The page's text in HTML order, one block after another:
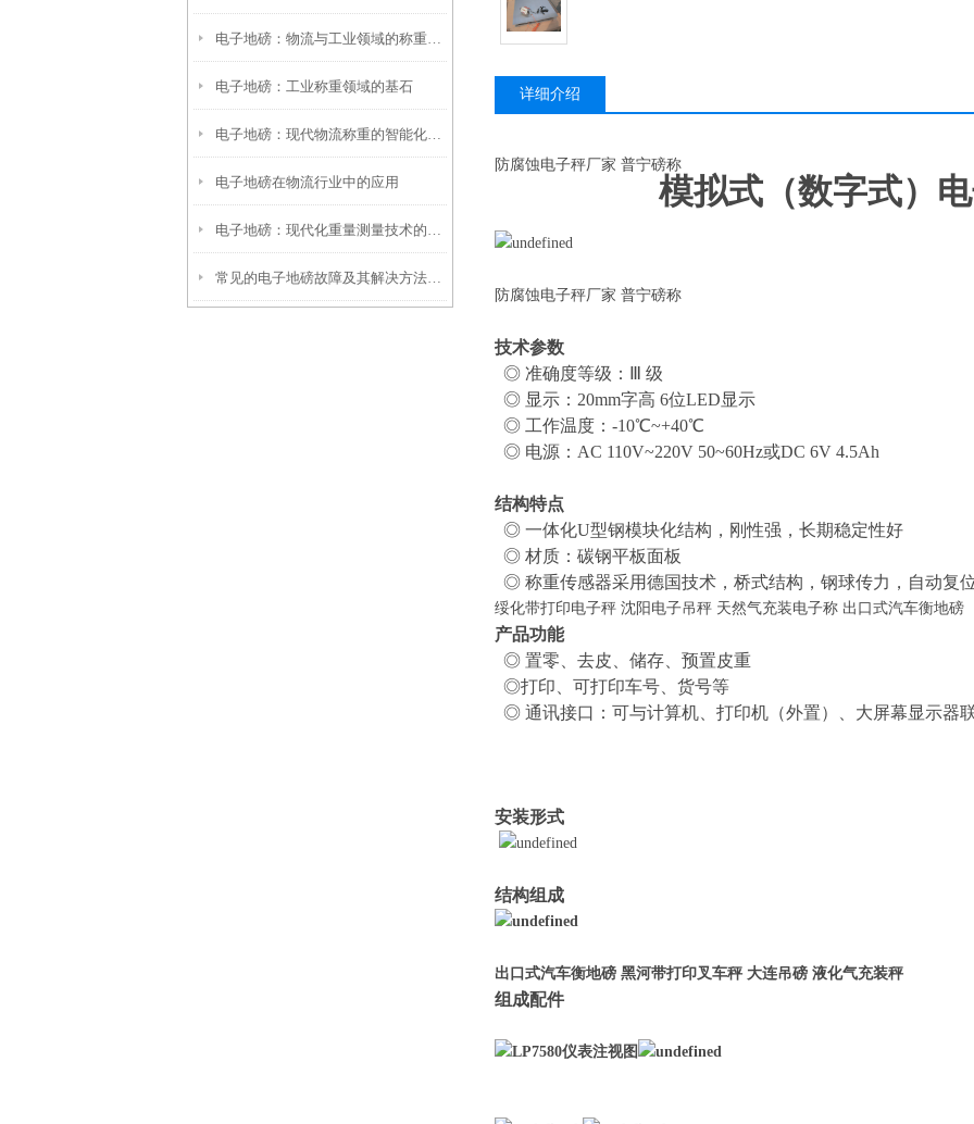
电子地磅：物流与工业领域的称重“基石”
电子地磅：工业称重领域的基石
电子地磅：现代物流称重的智能化解决方案
电子地磅在物流行业中的应用
电子地磅：现代化重量测量技术的代表
常见的电子地磅故障及其解决方法如下
详细介绍
防腐蚀电子秤厂家 普宁磅称
模拟式（数字式）
防腐蚀电子秤厂家 普宁磅称
技术参数
◎ 准确度等级：Ⅲ 级
◎ 显示：20mm字高 6位LED显示
◎ 工作温度：-10℃~+40℃
◎ 电源：AC 110V~220V 50~60Hz或DC 6V 4.5Ah
结构特点
◎ 一体化U型钢模块化结构，刚性强，长期稳定性好
◎ 材质：碳钢平板面板
◎ 称重传感器采用德国技术，桥式结构，钢球传力，自动复
绥化带打印电子秤 沈阳电子吊秤 天然气充装电子称 出口式汽车衡地磅
产品功能
◎ 置零、去皮、储存、预置皮重
◎打印、可打印车号、货号等
◎ 通讯接口：可与计算机、打印机（外置）、大屏幕显示器
安装形式
结构组成
出口式汽车衡地磅 黑河带打印叉车秤 大连吊磅 液化气充装秤
组成配件